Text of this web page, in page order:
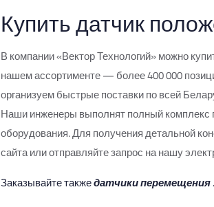
Купить датчик
В компании «Вектор Технологий» можно
нашем ассортименте — более 400 000
организуем быстрые поставки по всей
Наши инженеры выполнят полный комплекс
оборудования. Для получения детальной
сайта или отправляйте запрос на нашу
Заказывайте такжедатчики перемещения